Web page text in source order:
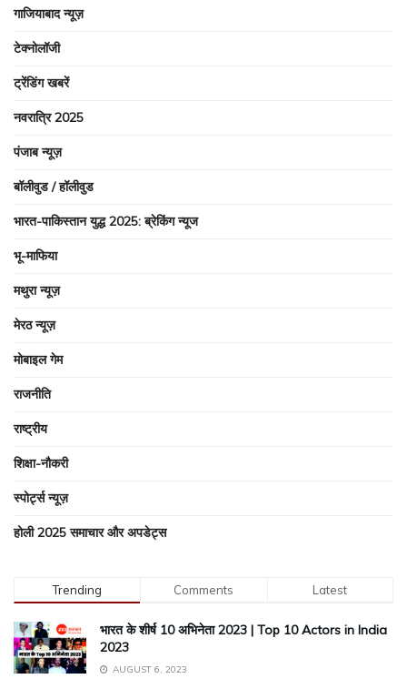
गाजियाबाद न्यूज़
टेक्नोलॉजी
ट्रेंडिंग खबरें
नवरात्रि 2025
पंजाब न्यूज़
बॉलीवुड / हॉलीवुड
भारत-पाकिस्तान युद्ध 2025: ब्रेकिंग न्यूज
भू-माफिया
मथुरा न्यूज़
मेरठ न्यूज़
मोबाइल गेम
राजनीति
राष्ट्रीय
शिक्षा-नौकरी
स्पोर्ट्स न्यूज़
होली 2025 समाचार और अपडेट्स
Trending Comments Latest
भारत के शीर्ष 10 अभिनेता 2023 | Top 10 Actors in India
2023
AUGUST 6, 2023